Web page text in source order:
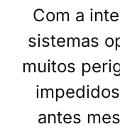
Com a
sistemas
muitos
antes